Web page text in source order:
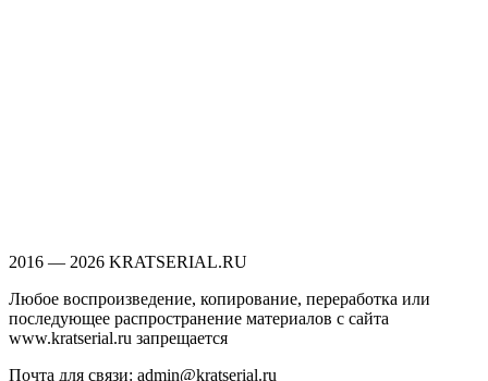
2016 — 2026 KRATSERIAL.RU
Любое воспроизведение, копирование, переработка или
последующее распространение материалов с сайта
www.kratserial.ru запрещается
Почта для связи: admin@kratserial.ru